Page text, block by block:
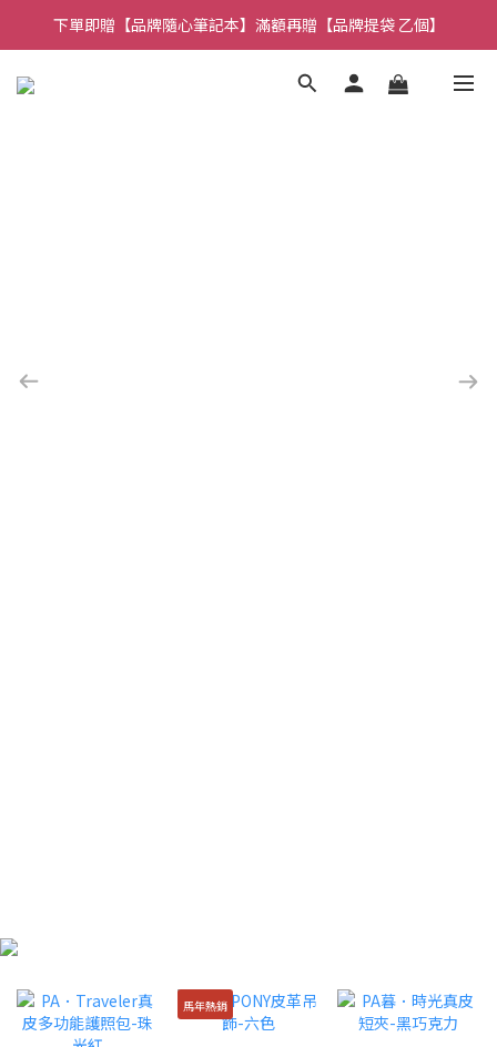
🚚全館消費 滿 $1,314 免運費！
下單即贈【品牌隨心筆記本】滿額再贈【品牌提袋 乙個】
🚚全館消費 滿 $1,314 免運費！
馬年熱銷